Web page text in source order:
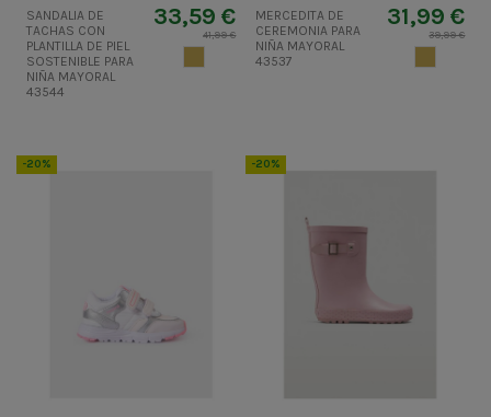
SANDALIA DE
TACHAS CON
PLANTILLA DE PIEL
SOSTENIBLE PARA
NIÑA MAYORAL
43544
33,59 €
41,99 €
MERCEDITA DE
CEREMONIA PARA
NIÑA MAYORAL
43537
31,99 €
39,99 €
-20% -20%